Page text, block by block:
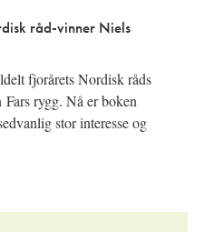
råd-vinner Niels
fjorårets Nordisk råds
rygg. Nå er boken
stor interesse og